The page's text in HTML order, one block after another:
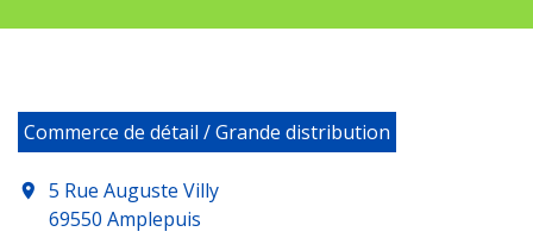
Commerce de détail / Grande distribution
location_on
5 Rue Auguste Villy
69550 Amplepuis